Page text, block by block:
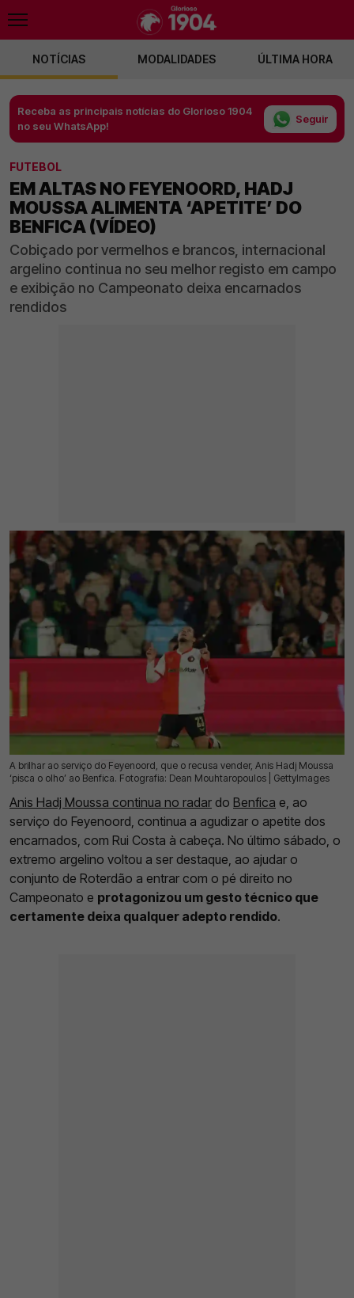
NOTÍCIAS MODALIDADES ÚLTIMA HORA
Receba as principais notícias do Glorioso 1904
no seu WhatsApp!
Seguir
FUTEBOL
EM ALTAS NO FEYENOORD, HADJ
MOUSSA ALIMENTA ‘APETITE’ DO
BENFICA (VÍDEO)
Cobiçado por vermelhos e brancos, internacional
argelino continua no seu melhor registo em campo
e exibição no Campeonato deixa encarnados
rendidos
A brilhar ao serviço do Feyenoord, que o recusa vender, Anis Hadj Moussa
‘pisca o olho’ ao Benfica. Fotografia: Dean Mouhtaropoulos | GettyImages
10 Ago 2025 | 11:33 | 0
Anis Hadj Moussa continua no radar do Benfica e, ao
serviço do Feyenoord, continua a agudizar o apetite dos
encarnados, com Rui Costa à cabeça. No último sábado, o
extremo argelino voltou a ser destaque, ao ajudar o
conjunto de Roterdão a entrar com o pé direito no
Campeonato e protagonizou um gesto técnico que
certamente deixa qualquer adepto rendido.